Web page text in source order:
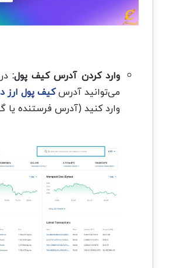
وارد کردن آدرس کیف پول:
می‌توانید آدرسکیف پول ارز
وارد کنید (آدرس فرستنده یا